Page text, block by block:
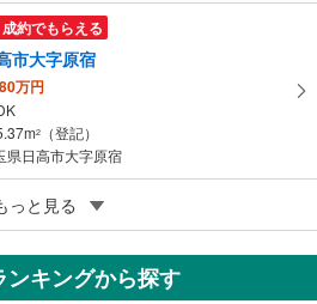
成約でもらえる
市大字原宿
万円
2
（登記）
県日高市大字原宿
成約でもらえる
市武蔵台1丁目
万円
っと見る
ンキングから探す